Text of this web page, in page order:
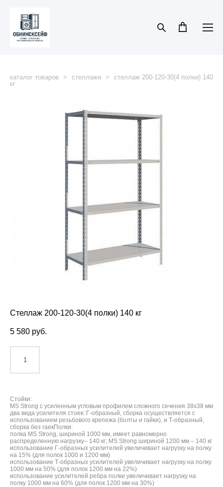
каталог товаров > стеллажи >
стеллаж 200-120-30(4 полки) 140
кг
Стеллаж 200-120-30(4 полки) 140 кг
5 580 pуб.
Стойки:
MS Strong с усиленным угловым профилем сложного сечения 38х38 мм
два вида усилителя стоек: Г-образный, сборка осуществляется с
использованием резьбового крепежа (болты и гайки), и Т-образный,
сборка без гаекПолки:
полка MS Strong, шириной 1000 мм, имеет равномерно
распределенную нагрузку– 140 кг; MS Strong шириной 1200 мм – 140 кг
использование Г-образных усилителей увеличивает нагрузку на полку
на 15% (для полок 1000 и 1200 мм)
использование Т-образных усилителей увеличивает нагрузку на полку
1000 мм на 50% (для полок 1200 мм на 22%)
использование усилителей ребра полки увеличивает нагрузку на
полку 1000 мм на 60% (для полок 1200 мм на 30%)